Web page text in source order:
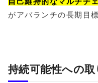
がアバランチの長期目
持続可能性への